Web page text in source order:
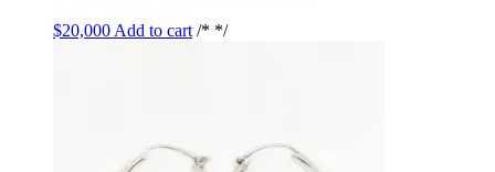
$20,000 Add to cart /* */